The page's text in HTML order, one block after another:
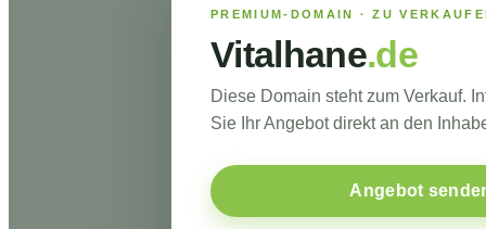
PREMIUM-DOMAIN · ZU
Vitalhane.de
Diese Domain steht zum Verkauf.
Sie Ihr Angebot direkt an den
Angebot